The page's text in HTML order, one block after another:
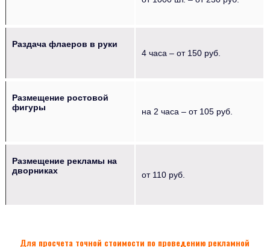
Раздача флаеров в руки
4 часа – от 150 руб.
Размещение ростовой
фигуры
на 2 часа – от 105 руб.
Размещение рекламы на
дворниках
от 110 руб.
Для просчета точной стоимости по проведению рекламной